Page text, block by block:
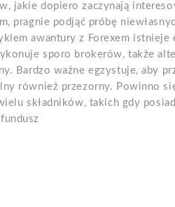
jakie dopiero zaczynają
pragnie podjąć próbę
awantury z Forexem istnieje
sporo brokerów, także
Bardzo ważne egzystuje, aby
również przezorny. Powinno
składników, takich gdy